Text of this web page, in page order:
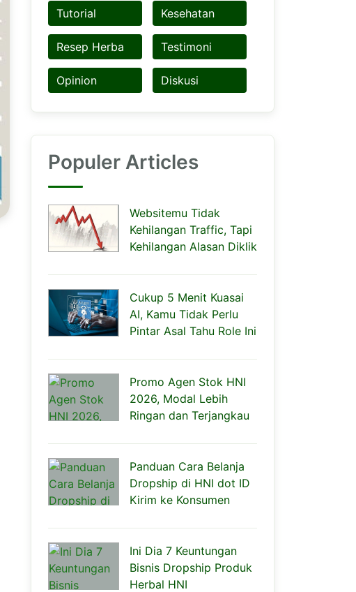
Tutorial Kesehatan
Resep Herba Testimoni
Opinion Diskusi
Populer Articles
Websitemu Tidak
Kehilangan Traffic, Tapi
Kehilangan Alasan Diklik
Cukup 5 Menit Kuasai
AI, Kamu Tidak Perlu
Pintar Asal Tahu Role Ini
Promo Agen Stok HNI
2026, Modal Lebih
Ringan dan Terjangkau
Panduan Cara Belanja
Dropship di HNI dot ID
Kirim ke Konsumen
Ini Dia 7 Keuntungan
Bisnis Dropship Produk
Herbal HNI